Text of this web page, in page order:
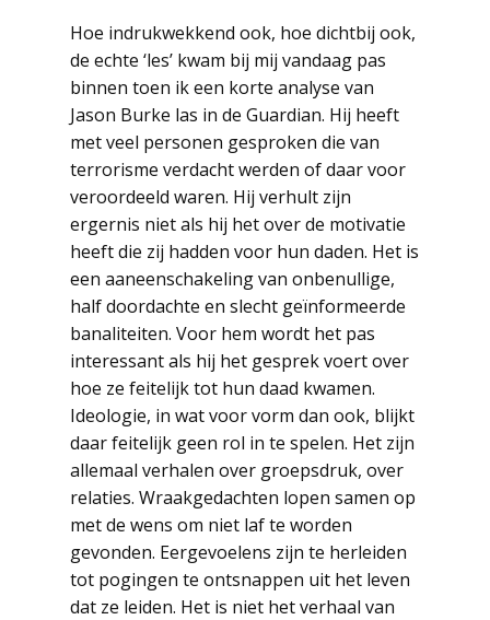
Hoe indrukwekkend ook, hoe dichtbij ook,
de echte ‘les’ kwam bij mij vandaag pas
binnen toen ik een korte analyse van
Jason Burke las in de Guardian. Hij heeft
met veel personen gesproken die van
terrorisme verdacht werden of daar voor
veroordeeld waren. Hij verhult zijn
ergernis niet als hij het over de motivatie
heeft die zij hadden voor hun daden. Het is
een aaneenschakeling van onbenullige,
half doordachte en slecht geïnformeerde
banaliteiten. Voor hem wordt het pas
interessant als hij het gesprek voert over
hoe ze feitelijk tot hun daad kwamen.
Ideologie, in wat voor vorm dan ook, blijkt
daar feitelijk geen rol in te spelen. Het zijn
allemaal verhalen over groepsdruk, over
relaties. Wraakgedachten lopen samen op
met de wens om niet laf te worden
gevonden. Eergevoelens zijn te herleiden
tot pogingen te ontsnappen uit het leven
dat ze leiden. Het is niet het verhaal van